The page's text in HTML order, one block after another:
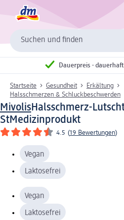
Suchen und finden
Dauerpreis -
Startseite Gesundheit
Erkältung
Halsschmerzen & Schluckbeschwerden
MivolisHalsschmerz-
StMedizinprodukt
4.5 (19 Bewertungen)
Vegan
Laktosefrei
Vegan
Laktosefrei